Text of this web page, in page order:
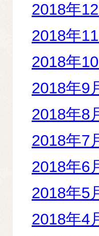
2018年12
2018年11
2018年10
2018年9
2018年8
2018年7
2018年6
2018年5
2018年4